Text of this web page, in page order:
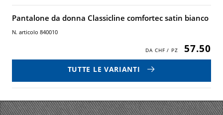
Pantalone da donna Classicline comfortec satin bianco
N. articolo 840010
57.50
TUTTE LE VARIANTI